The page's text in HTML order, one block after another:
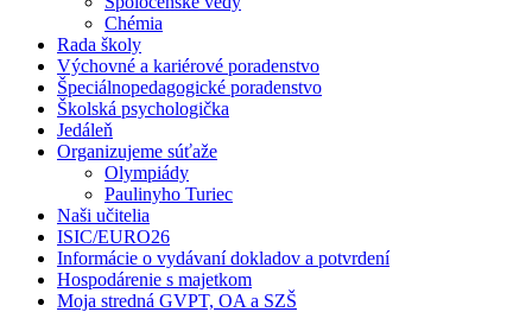
Chémia
Rada školy
Výchovné a kariérové poradenstvo
Špeciálnopedagogické poradenstvo
Školská psychologička
Jedáleň
Organizujeme súťaže
Olympiády
Paulinyho Turiec
Naši učitelia
ISIC/EURO26
Informácie o vydávaní dokladov a potvrdení
Hospodárenie s majetkom
Moja stredná GVPT, OA a SZŠ